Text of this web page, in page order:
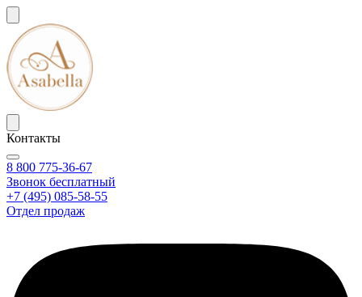
Контакты
8 800 775-36-67
Звонок бесплатный
+7 (495) 085-58-55
Отдел продаж